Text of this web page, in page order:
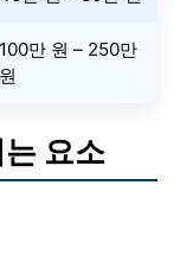
100만 원 – 250만
원
요소